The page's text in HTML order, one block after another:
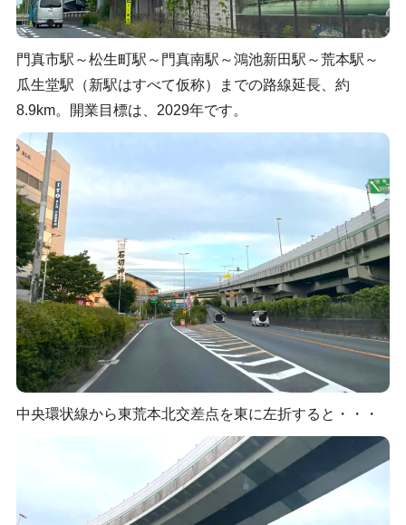
門真市駅～松生町駅～門真南駅～鴻池新田駅～荒本駅～
瓜生堂駅（新駅はすべて仮称）までの路線延長、約
8.9km。開業目標は、2029年です。
中央環状線から東荒本北交差点を東に左折すると・・・